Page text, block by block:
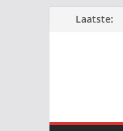
Laatste: